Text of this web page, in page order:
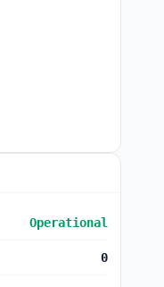
Operational
0